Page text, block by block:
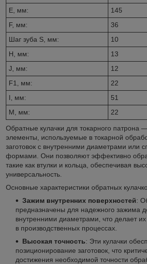
E, мм:
145
F, мм:
36
Шаг зуба S, мм:
10
H, мм:
13
J, мм:
12
F1, мм:
22
I, мм:
51
M, мм:
22
Обратные кулачки для токарного патрона
элементы, используемые в токарной
заготовок с внутренними диаметрами или
формами. Они позволяют эффективно
такие как втулки и кольца, обеспечивая
универсальность.
Основные характеристики обратных
Зажим внутренних поверхностей:
предназначены для надежного зажима
внутренними диаметрами, что делает
в производственных процессах.
Высокая точность: Эти кулачки
позиционирование заготовок, что
достижения необходимой точности